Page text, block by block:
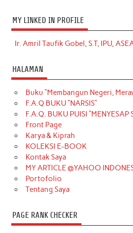
MY LINKED IN PROFILE
Ir. Amril Taufik Gobel, S.T, IPU,
HALAMAN
Buku “Membangun Negeri,
F.A.Q BUKU “NARSIS”
F.A.Q. BUKU PUISI “MENYESAP
Front Page
Karya & Kiprah
KOLEKSI E-BOOK
Kontak Saya
MY ARTICLE @YAHOO
Portofolio
Tentang Saya
PAGE RANK CHECKER